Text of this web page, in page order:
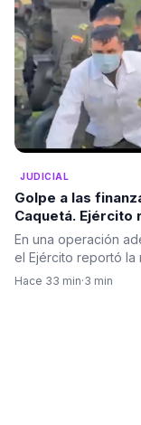
JUDICIAL
Golpe a las
Caquetá. Ejército
‘Alexis Perdomo’
En una operación
el Ejército reportó la
Hace 33 min·3 min